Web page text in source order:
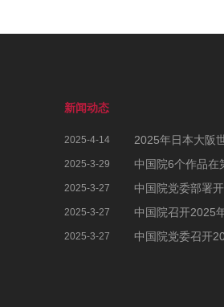
新闻动态
2025-4-14
2025-3-29
2025-3-27
2025-3-27 中国院召开2025
2025-3-27